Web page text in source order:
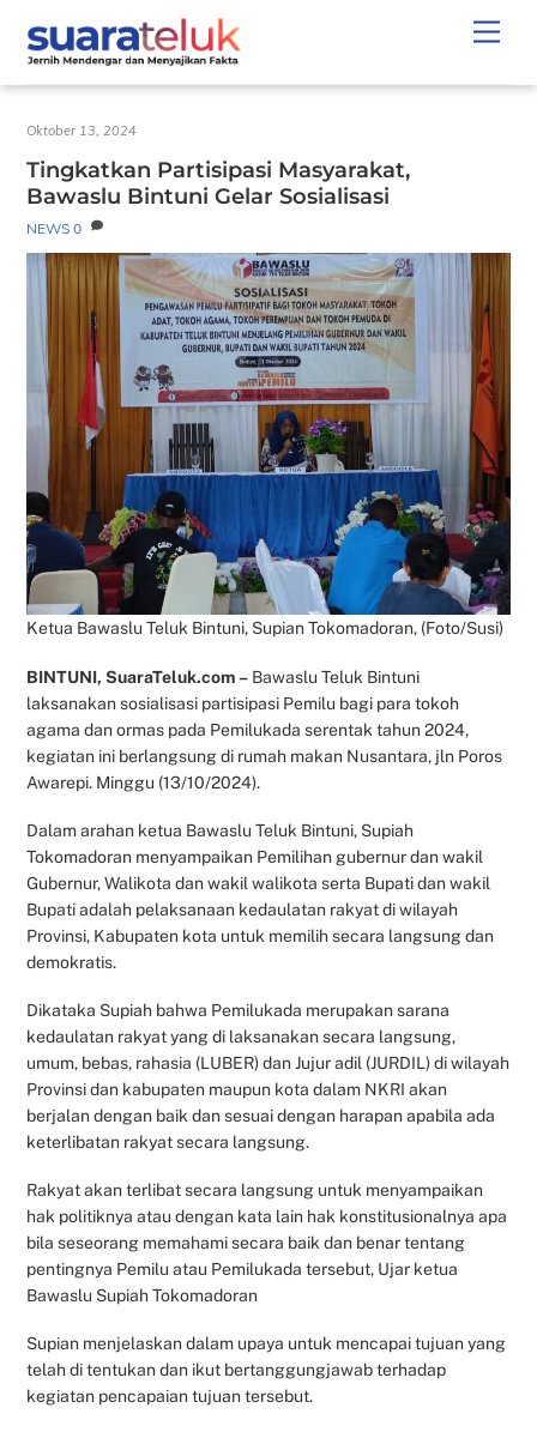
content
Oktober 13, 2024
Tingkatkan Partisipasi Masyarakat,
Bawaslu Bintuni Gelar Sosialisasi
NEWS 0
Ketua Bawaslu Teluk Bintuni, Supian Tokomadoran, (Foto/Susi)
BINTUNI, SuaraTeluk.com – Bawaslu Teluk Bintuni
laksanakan sosialisasi partisipasi Pemilu bagi para tokoh
agama dan ormas pada Pemilukada serentak tahun 2024,
kegiatan ini berlangsung di rumah makan Nusantara, jln Poros
Awarepi. Minggu (13/10/2024).
Dalam arahan ketua Bawaslu Teluk Bintuni, Supiah
Tokomadoran menyampaikan Pemilihan gubernur dan wakil
Gubernur, Walikota dan wakil walikota serta Bupati dan wakil
Bupati adalah pelaksanaan kedaulatan rakyat di wilayah
Provinsi, Kabupaten kota untuk memilih secara langsung dan
demokratis.
Dikataka Supiah bahwa Pemilukada merupakan sarana
kedaulatan rakyat yang di laksanakan secara langsung,
umum, bebas, rahasia (LUBER) dan Jujur adil (JURDIL) di wilayah
Provinsi dan kabupaten maupun kota dalam NKRI akan
berjalan dengan baik dan sesuai dengan harapan apabila ada
keterlibatan rakyat secara langsung.
Rakyat akan terlibat secara langsung untuk menyampaikan
hak politiknya atau dengan kata lain hak konstitusionalnya apa
bila seseorang memahami secara baik dan benar tentang
pentingnya Pemilu atau Pemilukada tersebut, Ujar ketua
Bawaslu Supiah Tokomadoran
Supian menjelaskan dalam upaya untuk mencapai tujuan yang
telah di tentukan dan ikut bertanggungjawab terhadap
kegiatan pencapaian tujuan tersebut.